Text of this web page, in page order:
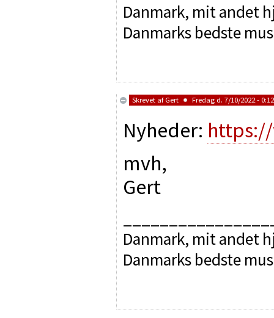
Danmark, mit andet
Danmarks bedste
Skrevet af Gert Fredag d. 7/10/2022 - 0:12
Nyheder:
mvh,
Gert
Danmark, mit andet
Danmarks bedste